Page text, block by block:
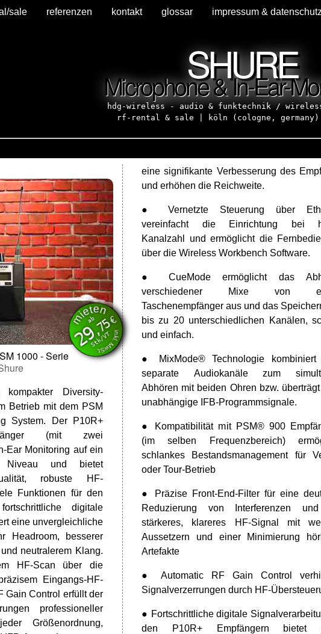
sale referenzen kontakt glossar impressum & datenschutz
sale referenzen kontakt glossar impressum & datenschutz
SHURE
Microphone & In-Ear-
hdg-wireless - audio & funktechnik /
rf-rental & sale | köln (cologne,
mieten
inkl. MwSt.
ab
29,75€
Stk/VT
1000 - Serie
Diversity-
Betrieb mit dem PSM
System. Der P10R+
(mit zwei
Ear Monitoring auf ein
Niveau und bietet
robuste HF-
Funktionen für den
digitale
eine unvergleichliche
Headroom, besserer
neutralerem Klang.
HF-Scan über die
Eingangs-HF-
Gain Control erfüllt der
professioneller
Größenordnung,
eine signifikante Verbesserung des
und erhöhen die Reichweite.
● Vernetzte Steuerung über
vereinfacht die Einrichtung bei
Kanalzahl und ermöglicht die
über die Wireless Workbench Software.
● CueMode ermöglicht das
verschiedener Mixe von
Taschenempfänger aus und das
bis zu 20 unterschiedlichen Kanälen,
und einfach.
● MixMode® Technologie kombiniert
separate Audiokanäle zum
Abhören mit beiden Ohren bzw.
unabhängige IFB-Programmsignale.
● Kompatibilität mit PSM® 900
(im selben Frequenzbereich)
schlankes Bestandsmanagement für
oder Tour-Betrieb
● Präzise Front-End-Filter für eine
Reduzierung von Interferenzen
stärkeres, klareres HF-Signal mit
Aussetzern und einer Minimierung
Artefakte
● Automatic RF Gain Control
Signalverzerrungen durch HF-
● Fortschrittliche digitale
den P10R+ Empfängern bietet